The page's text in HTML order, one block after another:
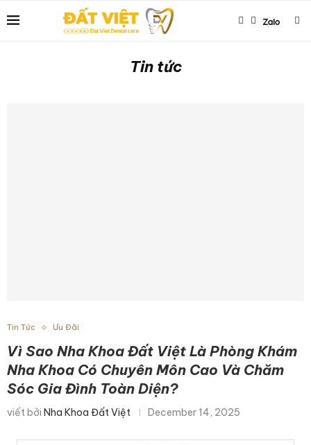
Tin tức
Tin Tức Ưu Đãi
Vì Sao Nha Khoa Đất Việt Là Phòng Khám
Nha Khoa Có Chuyên Môn Cao Và Chăm
Sóc Gia Đình Toàn Diện?
viết bởi Nha Khoa Đất Việt December 14, 2025